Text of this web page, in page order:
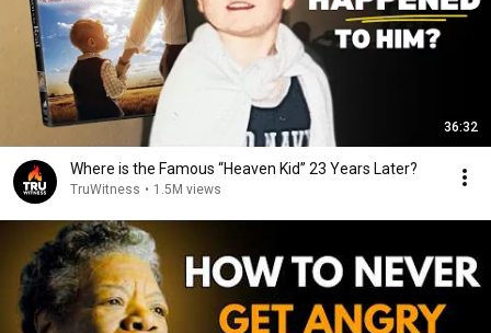
36:32
Where is the Famous “Heaven Kid” 23 Years Later?
TruWitness • 1.5M views